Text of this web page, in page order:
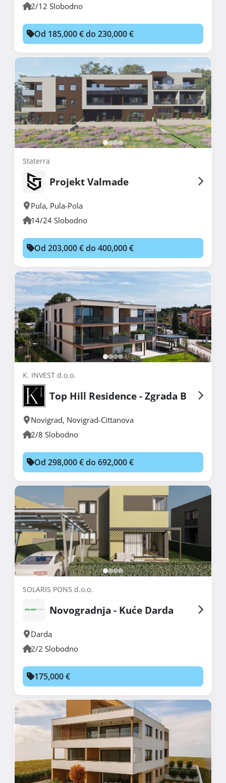
2/12 Slobodno
Od 185,000 € do 230,000 €
Staterra
Projekt Valmade
Pula, Pula-Pola
14/24 Slobodno
Od 203,000 € do 400,000 €
K. INVEST d.o.o.
Top Hill Residence - Zgrada B
Novigrad, Novigrad-Cittanova
2/8 Slobodno
Od 298,000 € do 692,000 €
SOLARIS PONS d.o.o.
Novogradnja - Kuće Darda
Darda
2/2 Slobodno
175,000 €